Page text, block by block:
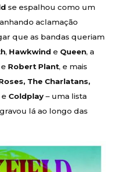
se espalhou como um
aclamação
que as bandas queriam
, Hawkwind e Queen, a
e Robert Plant, e mais
The Charlatans,
e Coldplay – uma lista
lá ao longo das